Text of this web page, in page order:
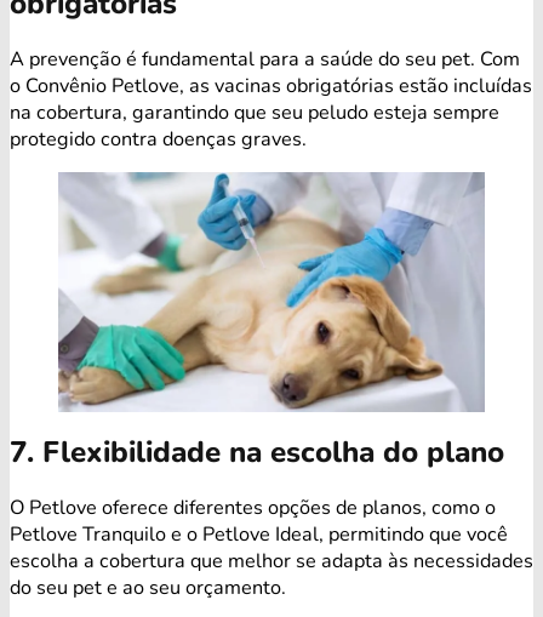
A prevenção é fundamental para a saúde do seu pet. Com
o Convênio Petlove, as vacinas obrigatórias estão incluídas
na cobertura, garantindo que seu peludo esteja sempre
protegido contra doenças graves.
7. Flexibilidade na escolha do plano
O Petlove oferece diferentes opções de planos, como o
Petlove Tranquilo e o Petlove Ideal, permitindo que você
escolha a cobertura que melhor se adapta às necessidades
do seu pet e ao seu orçamento.